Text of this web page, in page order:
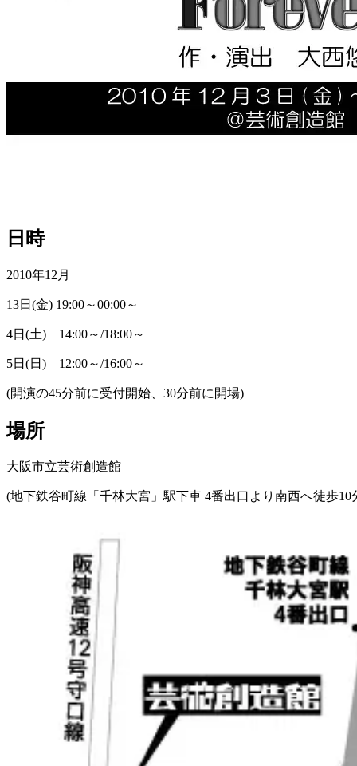
日時
2010年12月
13日(金) 19:00～00:00～
4日(土) 14:00～/18:00～
5日(日) 12:00～/16:00～
(開演の45分前に受付開始、30分前に開場)
場所
大阪市立芸術創造館
(地下鉄谷町線「千林大宮」駅下車 4番出口より南西へ徒歩10